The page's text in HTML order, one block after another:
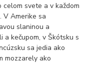
celom svete a v každom
V Amerike sa
slaninou a
a kečupom, v Škótsku s
sa jedia ako
mozzarely ako